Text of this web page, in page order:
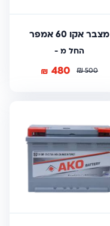
מצבר אקו 60 אמפר
החל מ -
500
₪
480
₪